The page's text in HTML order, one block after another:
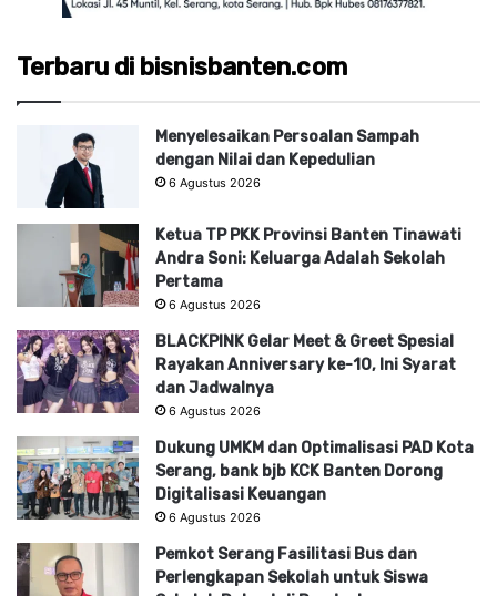
Terbaru di bisnisbanten.com
Menyelesaikan Persoalan Sampah
dengan Nilai dan Kepedulian
6 Agustus 2026
Ketua TP PKK Provinsi Banten Tinawati
Andra Soni: Keluarga Adalah Sekolah
Pertama
6 Agustus 2026
BLACKPINK Gelar Meet & Greet Spesial
Rayakan Anniversary ke-10, Ini Syarat
dan Jadwalnya
6 Agustus 2026
Dukung UMKM dan Optimalisasi PAD Kota
Serang, bank bjb KCK Banten Dorong
Digitalisasi Keuangan
6 Agustus 2026
Pemkot Serang Fasilitasi Bus dan
Perlengkapan Sekolah untuk Siswa